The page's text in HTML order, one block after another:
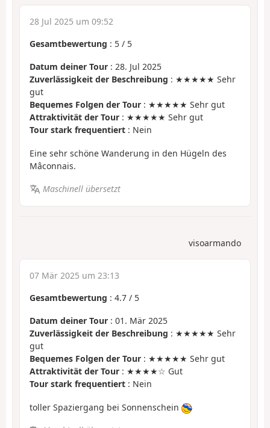
28 Jul 2025 um 09:52
Gesamtbewertung : 5 / 5
Datum deiner Tour : 28. Jul 2025
Zuverlässigkeit der Beschreibung : ★★★★★ Sehr
gut
Bequemes Folgen der Tour : ★★★★★ Sehr gut
Attraktivität der Tour : ★★★★★ Sehr gut
Tour stark frequentiert : Nein
Eine sehr schöne Wanderung in den Hügeln des
Mâconnais.
Maschinell übersetzt
visoarmando
07 Mär 2025 um 23:13
Gesamtbewertung : 4.7 / 5
Datum deiner Tour : 01. Mär 2025
Zuverlässigkeit der Beschreibung : ★★★★★ Sehr
gut
Bequemes Folgen der Tour : ★★★★★ Sehr gut
Attraktivität der Tour : ★★★★☆ Gut
Tour stark frequentiert : Nein
toller Spaziergang bei Sonnenschein